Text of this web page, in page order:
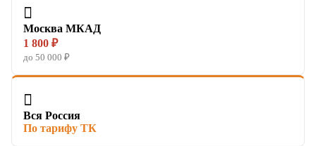

Москва МКАД
1 800 ₽
до 50 000 ₽

Вся Россия
По тарифу ТК